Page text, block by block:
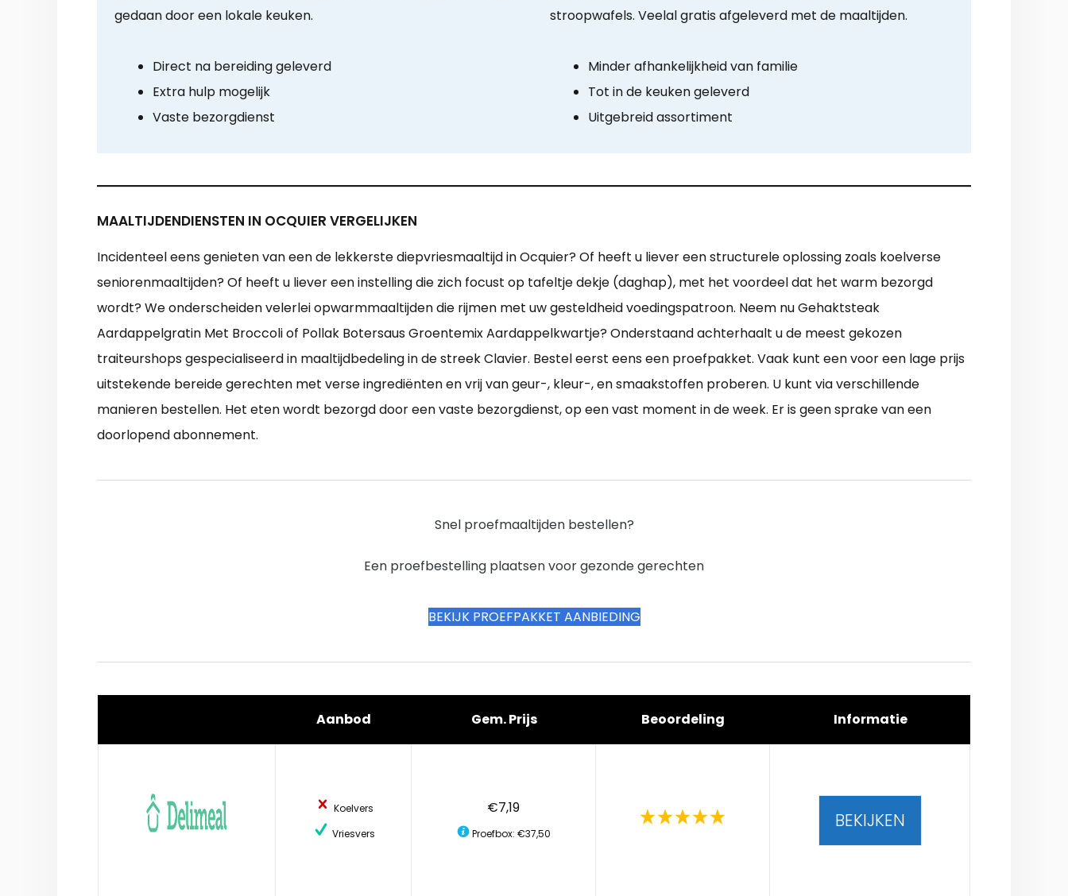
gedaan door een lokale keuken.
Direct na bereiding geleverd
Extra hulp mogelijk
Vaste bezorgdienst
stroopwafels. Veelal gratis afgeleverd met de maaltijden.
Minder afhankelijkheid van familie
Tot in de keuken geleverd
Uitgebreid assortiment
MAALTIJDENDIENSTEN IN OCQUIER VERGELIJKEN
Incidenteel eens genieten van een de lekkerste diepvriesmaaltijd in Ocquier? Of heeft u liever een structurele oplossing zoals koelverse
seniorenmaaltijden? Of heeft u liever een instelling die zich focust op tafeltje dekje (daghap), met het voordeel dat het warm bezorgd
wordt? We onderscheiden velerlei opwarmmaaltijden die rijmen met uw gesteldheid voedingspatroon. Neem nu Gehaktsteak
Aardappelgratin Met Broccoli of Pollak Botersaus Groentemix Aardappelkwartje? Onderstaand achterhaalt u de meest gekozen
traiteurshops gespecialiseerd in maaltijdbedeling in de streek Clavier. Bestel eerst eens een proefpakket. Vaak kunt een voor een lage prijs
uitstekende bereide gerechten met verse ingrediënten en vrij van geur-, kleur-, en smaakstoffen proberen. U kunt via verschillende
manieren bestellen. Het eten wordt bezorgd door een vaste bezorgdienst, op een vast moment in de week. Er is geen sprake van een
doorlopend abonnement.
Snel proefmaaltijden bestellen?
Een proefbestelling plaatsen voor gezonde gerechten
BEKIJK PROEFPAKKET AANBIEDING
Aanbod Gem. Prijs Beoordeling Informatie
Koelvers
Vriesvers
€7,19
Proefbox: €37,50
BEKIJKEN